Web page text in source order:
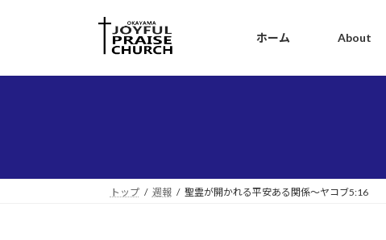
プ
動
ホーム About
トップ 週報 聖霊が開かれる平安ある関係～ヤコブ5:16